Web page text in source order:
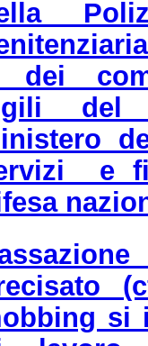
dei
del
e
si